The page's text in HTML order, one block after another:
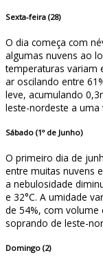
Sexta-feira (28)
O dia começa com
algumas nuvens ao
temperaturas variam
ar oscilando entre
leve, acumulando
leste-nordeste a uma
Sábado (1º de Junho)
O primeiro dia de
entre muitas nuvens
a nebulosidade
e 32°C. A umidade
de 54%, com volume
soprando de leste-
Domingo (2)